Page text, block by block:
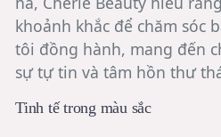
khoảnh khắc để chăm sóc
tôi đồng hành, mang đến
sự tự tin và tâm hồn thư
Tinh tế trong màu sắc